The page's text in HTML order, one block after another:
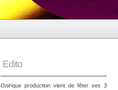
Edito
Onirique production vient de fêter ses 3